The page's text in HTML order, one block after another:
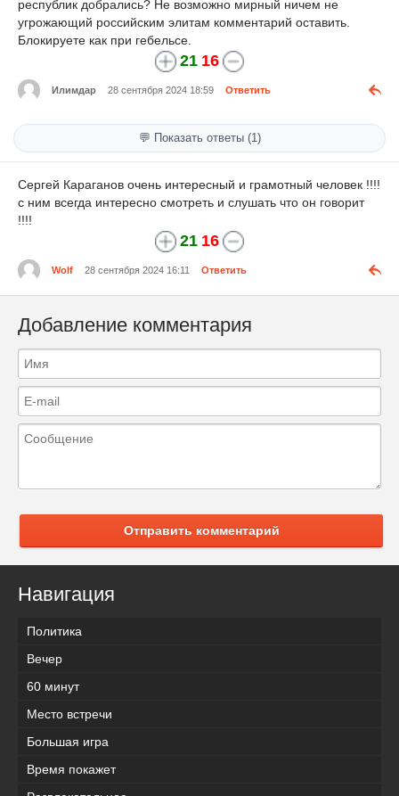
республик добрались? Не возможно мирный ничем не
угрожающий российским элитам комментарий оставить.
Блокируете как при гебельсе.
21 16
Илимдар 28 сентября 2024 18:59 Ответить
💬 Показать ответы (1)
Сергей Караганов очень интересный и грамотный человек !!!!
с ним всегда интересно смотреть и слушать что он говорит
!!!!
21 16
Wolf 28 сентября 2024 16:11 Ответить
Добавление комментария
Отправить комментарий
Навигация
Политика
Вечер
60 минут
Место встречи
Большая игра
Время покажет